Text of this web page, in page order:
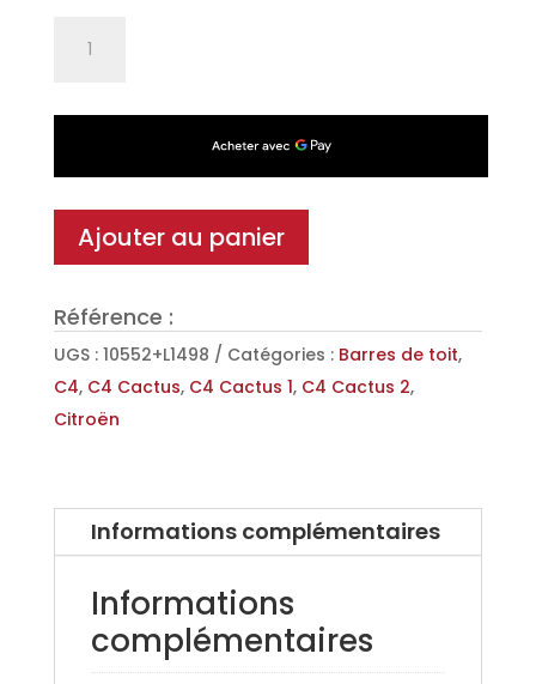
toit
en
Acier
pour
Citroen
sans
barres
longitudinale
Ajouter au panier
Référence :
UGS : 10552+L1498 Catégories : Barres de toit,
C4, C4 Cactus, C4 Cactus 1, C4 Cactus 2,
Citroën
Informations complémentaires
Informations
complémentaires